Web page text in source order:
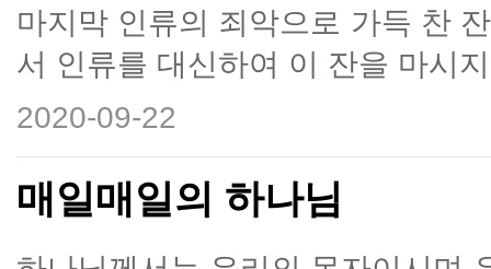
마지막 인류의 죄악으로 가득 찬
서 인류를 대신하여 이 잔을 마시
2020-09-22
매일매일의 하나님